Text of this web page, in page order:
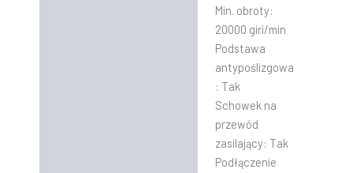
Min. obroty:
20000 giri/min
Podstawa
antypoślizgowa
: Tak
Schowek na
przewód
zasilający: Tak
Podłączenie